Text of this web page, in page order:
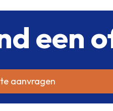
een
aanvragen